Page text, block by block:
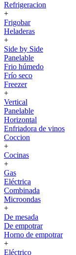
Refrigeracion
+
Frigobar
Heladeras
+
Side by Side
Panelable
Frio húmedo
Frío seco
Freezer
+
Vertical
Panelable
Horizontal
Enfriadora de vinos
Coccion
+
Cocinas
+
Gas
Eléctrica
Combinada
Microondas
+
De mesada
De empotrar
Horno de empotrar
+
Eléctrico